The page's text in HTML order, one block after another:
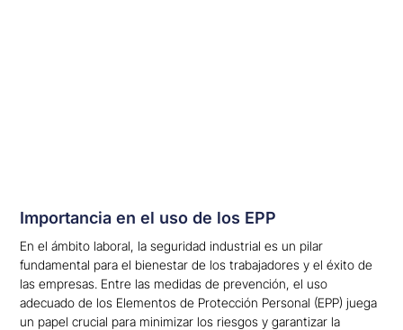
Importancia en el uso de los EPP
En el ámbito laboral, la seguridad industrial es un pilar
fundamental para el bienestar de los trabajadores y el éxito de
las empresas. Entre las medidas de prevención, el uso
adecuado de los Elementos de Protección Personal (EPP) juega
un papel crucial para minimizar los riesgos y garantizar la